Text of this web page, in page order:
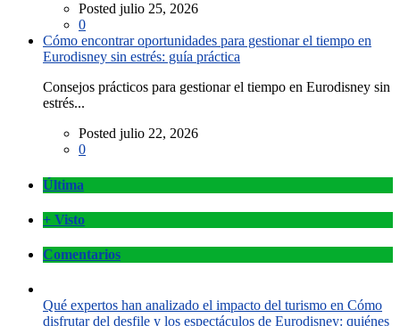
Posted julio 25, 2026
0
Cómo encontrar oportunidades para gestionar el tiempo en
Eurodisney sin estrés: guía práctica
Consejos prácticos para gestionar el tiempo en Eurodisney sin
estrés...
Posted julio 22, 2026
0
Última
+ Visto
Comentarios
Qué expertos han analizado el impacto del turismo en Cómo
disfrutar del desfile y los espectáculos de Eurodisney: quiénes